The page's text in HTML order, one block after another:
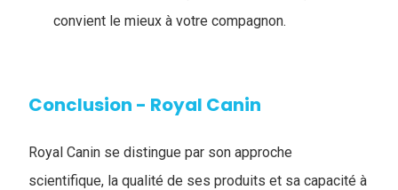
convient le mieux à votre compagnon.
Conclusion - Royal Canin
Royal Canin se distingue par son approche
scientifique, la qualité de ses produits et sa capacité à